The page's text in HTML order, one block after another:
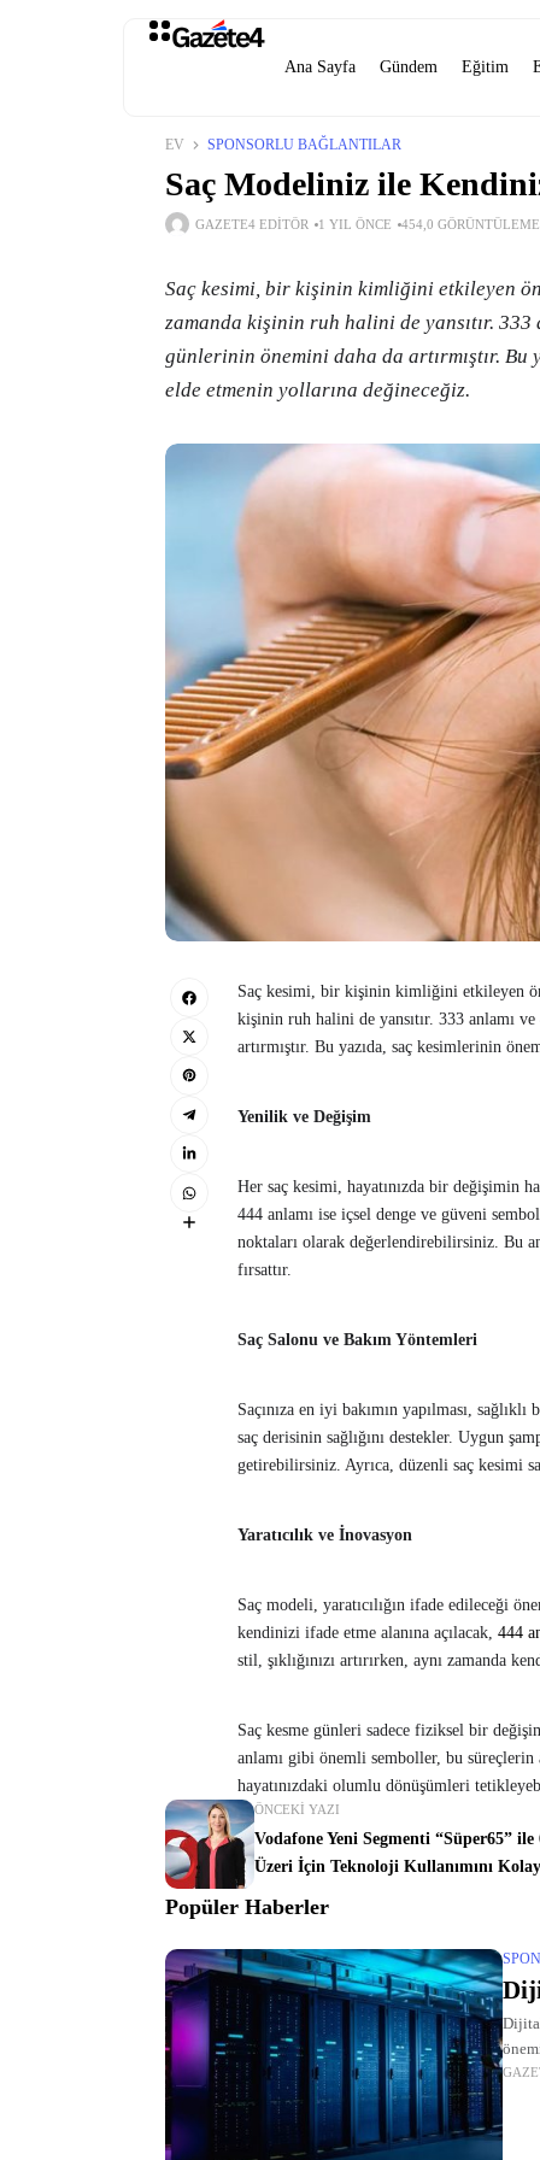
Ana Sayfa Gündem Eğitim
EV SPONSORLU BAĞLANTILAR
Saç Modeliniz ile
GAZETE4 EDITÖR 1 YIL ÖNCE 454,0 GÖRÜNTÜLEME
Saç kesimi, bir kişinin kimliğini etkileyen
zamanda kişinin ruh halini de yansıtır. 333
günlerinin önemini daha da artırmıştır. Bu
elde etmenin yollarına değineceğiz.
Saç kesimi, bir kişinin kimliğini etkileyen
kişinin ruh halini de yansıtır. 333 anlamı
artırmıştır. Bu yazıda, saç kesimlerinin
Yenilik ve Değişim
Her saç kesimi, hayatınızda bir değişimin
444 anlamı ise içsel denge ve güveni
noktaları olarak değerlendirebilirsiniz. Bu
fırsattır.
Saç Salonu ve Bakım Yöntemleri
Saçınıza en iyi bakımın yapılması,
saç derisinin sağlığını destekler. Uygun
getirebilirsiniz. Ayrıca, düzenli saç kesimi
Yaratıcılık ve İnovasyon
Saç modeli, yaratıcılığın ifade edileceği
kendinizi ifade etme alanına açılacak, 444
stil, şıklığınızı artırırken, aynı zamanda
Saç kesme günleri sadece fiziksel bir
anlamı gibi önemli semboller, bu
hayatınızdaki olumlu dönüşümleri
ÖNCEKI YAZI
Vodafone Yeni Segmenti “Süper65” ile
Üzeri İçin Teknoloji Kullanımını
Popüler Haberler